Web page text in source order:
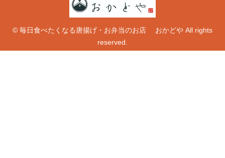
© 毎日食べたくなる唐揚げ・お弁当のお店 おかどや All rights
reserved.